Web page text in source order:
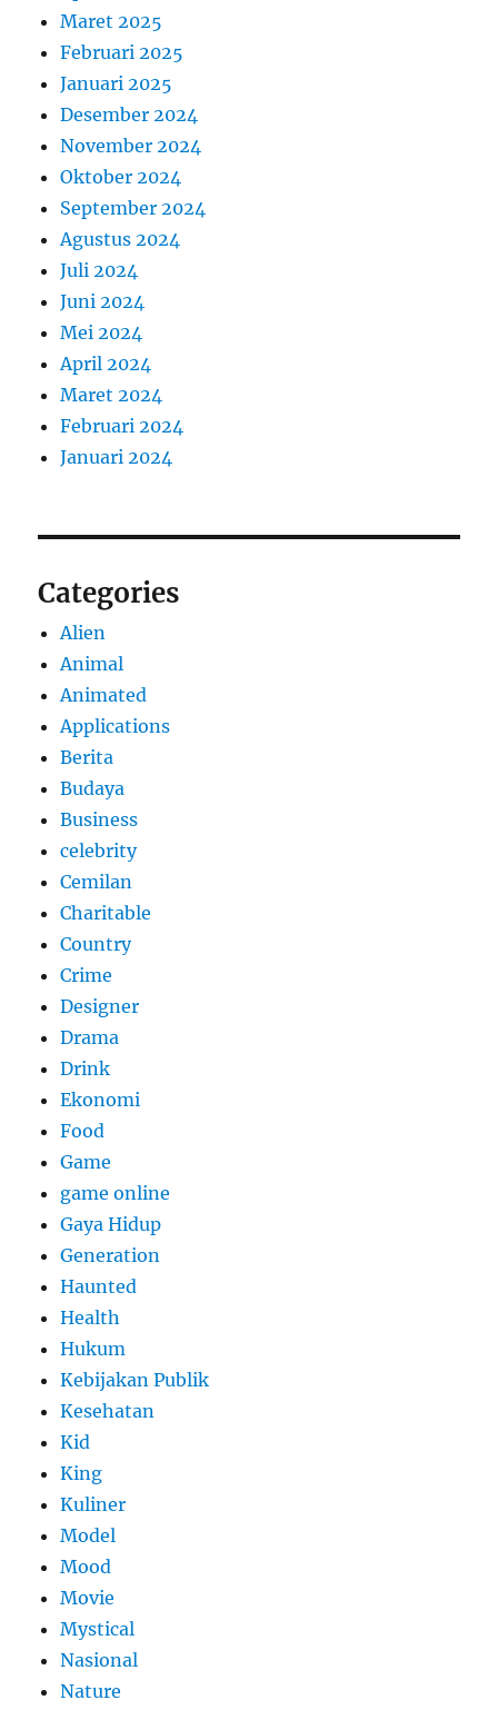
Maret 2025
Februari 2025
Januari 2025
Desember 2024
November 2024
Oktober 2024
September 2024
Agustus 2024
Juli 2024
Juni 2024
Mei 2024
April 2024
Maret 2024
Februari 2024
Januari 2024
Categories
Alien
Animal
Animated
Applications
Berita
Budaya
Business
celebrity
Cemilan
Charitable
Country
Crime
Designer
Drama
Drink
Ekonomi
Food
Game
game online
Gaya Hidup
Generation
Haunted
Health
Hukum
Kebijakan Publik
Kesehatan
Kid
King
Kuliner
Model
Mood
Movie
Mystical
Nasional
Nature